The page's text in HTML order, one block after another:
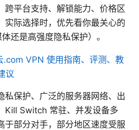
跨平台支持、解锁能力、价格区
实际选择时，优先看你最关心的
还是高强度隐私保护）。
.com VPN 使用指南、评测、教
议
私保护、广泛的服务器网络、出
Kill Switch 常驻、并发设备多
于部分对手，部分地区速度受服